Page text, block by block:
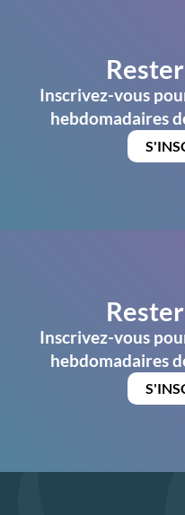
Inscrivez-vous
hebdomadaires
Inscrivez-vous
hebdomadaires